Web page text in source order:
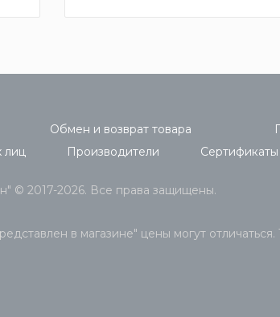
Обмен и возврат товара
лиц
Производители Сертификаты
© 2017-2026. Все права защищены.
в магазине" цены могут